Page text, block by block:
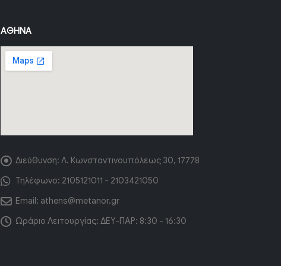
ΑΘΉΝΑ
Διεύθυνση: Λ. Κωνσταντινουπόλεως 30, 17778
Τηλέφωνο: 2105121011 - 2103421050
Email: athens@metanor.gr
Ωράριο Λειτουργίας: ΔΕΥ-ΠΑΡ: 8:30 - 16:30